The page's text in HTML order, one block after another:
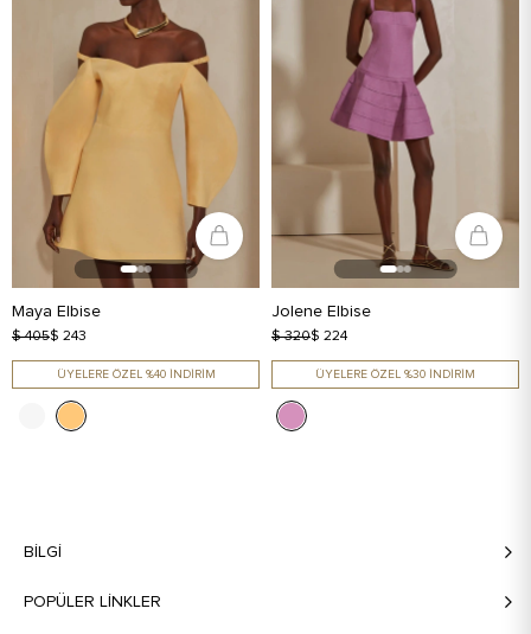
Maya Elbise
$ 405$ 243
ÜYELERE ÖZEL %40 İNDİRİM
Jolene Elbise
$ 320$ 224
ÜYELERE ÖZEL %30 İNDİRİM
BILGI
POPÜLER LİNKLER